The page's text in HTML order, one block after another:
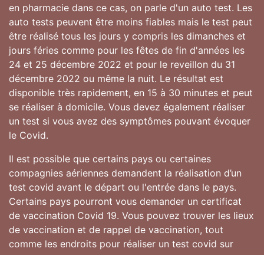
en pharmacie dans ce cas, on parle d'un auto test. Les
auto tests peuvent être moins fiables mais le test peut
être réalisé tous les jours y compris les dimanches et
jours féries comme pour les fêtes de fin d'années les
24 et 25 décembre 2022 et pour le reveillon du 31
décembre 2022 ou même la nuit. Le résultat est
disponible très rapidement, en 15 à 30 minutes et peut
se réaliser à domicile. Vous devez également réaliser
un test si vous avez des symptômes pouvant évoquer
le Covid.
Il est possible que certains pays ou certaines
compagnies aériennes demandent la réalisation d’un
test covid avant le départ ou l'entrée dans le pays.
Certains pays pourront vous demander un certificat
de vaccination Covid 19. Vous pouvez trouver les lieux
de vaccination et de rappel de vaccination, tout
comme les endroits pour réaliser un test covid sur